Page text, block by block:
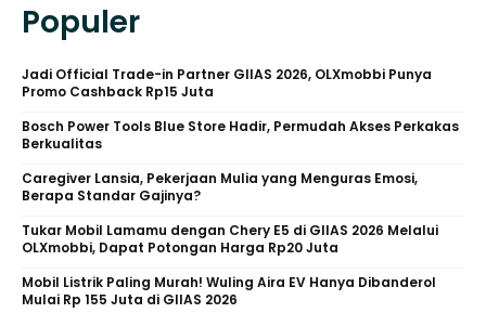
Populer
Jadi Official Trade-in Partner GIIAS 2026, OLXmobbi Punya
Promo Cashback Rp15 Juta
Bosch Power Tools Blue Store Hadir, Permudah Akses Perkakas
Berkualitas
Caregiver Lansia, Pekerjaan Mulia yang Menguras Emosi,
Berapa Standar Gajinya?
Tukar Mobil Lamamu dengan Chery E5 di GIIAS 2026 Melalui
OLXmobbi, Dapat Potongan Harga Rp20 Juta
Mobil Listrik Paling Murah! Wuling Aira EV Hanya Dibanderol
Mulai Rp 155 Juta di GIIAS 2026